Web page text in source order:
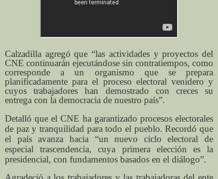
Calzadilla agregó que “las actividades y proyectos del
CNE continuarán ejecutándose sin contratiempos, como
corresponde a un organismo que se prepara
planificadamente para el proceso electoral venidero y
cuyos trabajadores han demostrado con creces su
entrega con la democracia de nuestro país”.
Detalló que el CNE ha garantizado procesos electorales
de paz y tranquilidad para todo el pueblo. Recordó que
el país avanza hacia “un nuevo ciclo electoral de
especial trascendencia, cuya primera elección es la
presidencial, con fundamentos basados en el diálogo”.